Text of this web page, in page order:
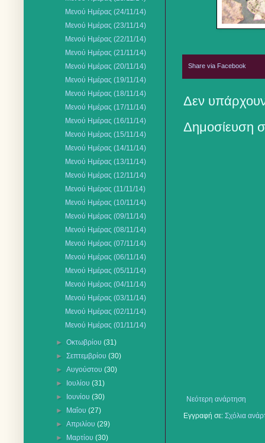
Share via Facebook
Δεν
Δημοσίευση
Νεότερη ανάρτηση
Εγγραφή σε: Σχόλια
Μενού Ημέρας (24/11/14)
Μενού Ημέρας (23/11/14)
Μενού Ημέρας (22/11/14)
Μενού Ημέρας (21/11/14)
Μενού Ημέρας (20/11/14)
Μενού Ημέρας (19/11/14)
Μενού Ημέρας (18/11/14)
Μενού Ημέρας (17/11/14)
Μενού Ημέρας (16/11/14)
Μενού Ημέρας (15/11/14)
Μενού Ημέρας (14/11/14)
Μενού Ημέρας (13/11/14)
Μενού Ημέρας (12/11/14)
Μενού Ημέρας (11/11/14)
Μενού Ημέρας (10/11/14)
Μενού Ημέρας (09/11/14)
Μενού Ημέρας (08/11/14)
Μενού Ημέρας (07/11/14)
Μενού Ημέρας (06/11/14)
Μενού Ημέρας (05/11/14)
Μενού Ημέρας (04/11/14)
Μενού Ημέρας (03/11/14)
Μενού Ημέρας (02/11/14)
Μενού Ημέρας (01/11/14)
►Οκτωβρίου(31)
►Σεπτεμβρίου(30)
►Αυγούστου(30)
►
Ιουλίου(31)
►
Ιουνίου(30)
►
Μαΐου(27)
►Απριλίου(29)
►
Μαρτίου(30)